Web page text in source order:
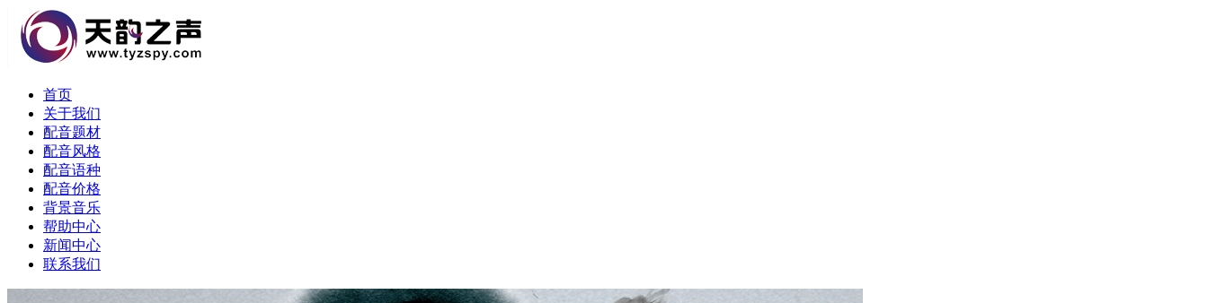
首页
关于我们
配音题材
配音风格
配音语种
配音价格
背景音乐
帮助中心
新闻中心
联系我们